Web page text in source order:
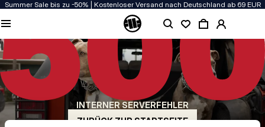
Summer Sale bis zu -50% | Kostenloser Versand nach Deutschland ab 69 EUR
INTERNER SERVERFEHLER
ZURÜCK ZUR STARTSEITE
QUALITÄT HAT BEI UNS PRIORITÄT
Unsere Kleidung wird mit Leidenschaft produziert. Bei Haltbarkeit, Langlebigkeit
der Materialien und Details machen wir keine Kompromisse.
US ORIGIN
Unsere Wurzeln reichen zurück ins San Diego der frühen 90er. Unser Stil ist roh,
authentisch und kompromisslos.
MARKE MIT CHARAKTER
Unsere Kollektionen tragen Sportler, Kämpfer und eigensinnige Individualisten